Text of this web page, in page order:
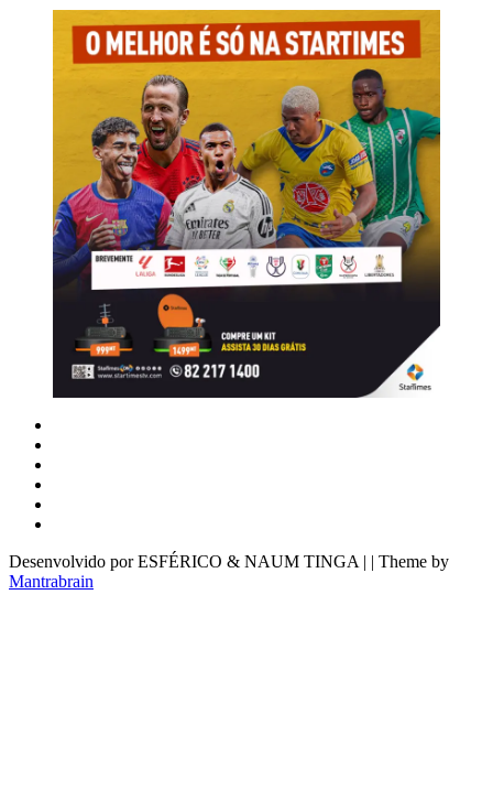
Desenvolvido por ESFÉRICO & NAUM TINGA | | Theme by
Mantrabrain